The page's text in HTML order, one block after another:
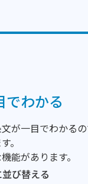
でわかる
が一目でわかる
。
能があります。
び替える